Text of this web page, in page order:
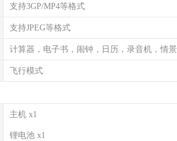
支持3GP/MP4等格式
支持JPEG等格式
计算器，电子书，闹钟，日历，录音机，情
飞行模式
主机 x1
锂电池 x1